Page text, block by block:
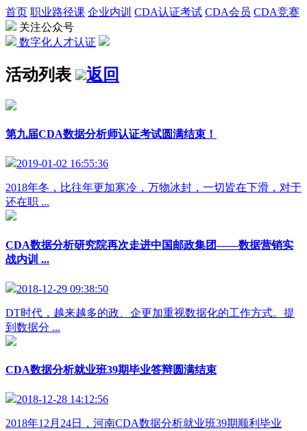
首页 职业路径课 企业内训 CDA认证考试 CDA会员 CDA竞赛
关注公众号
数字化人才认证
活动列表 返回
第九届CDA数据分析师认证考试圆满结束！
2019-01-02 16:55:36
2018年冬，比往年更加寒冷，万物冰封，一切皆在下滑，对于
还在职 ...
CDA数据分析研究院再次走进中国邮政集团——数据营销实
战内训 ...
2018-12-29 09:38:50
DT时代，越来越多的政、企更加重视数据化的工作方式。提
到数据分 ...
CDA数据分析就业班39期毕业答辩圆满结束
2018-12-28 14:12:56
2018年12月24日，河南CDA数据分析就业班39期顺利毕业